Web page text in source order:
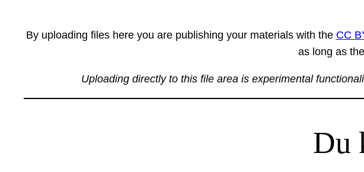
By uploading files here you are publishing your materials with the CC
as long as
Uploading directly to this file area is experimental
Du